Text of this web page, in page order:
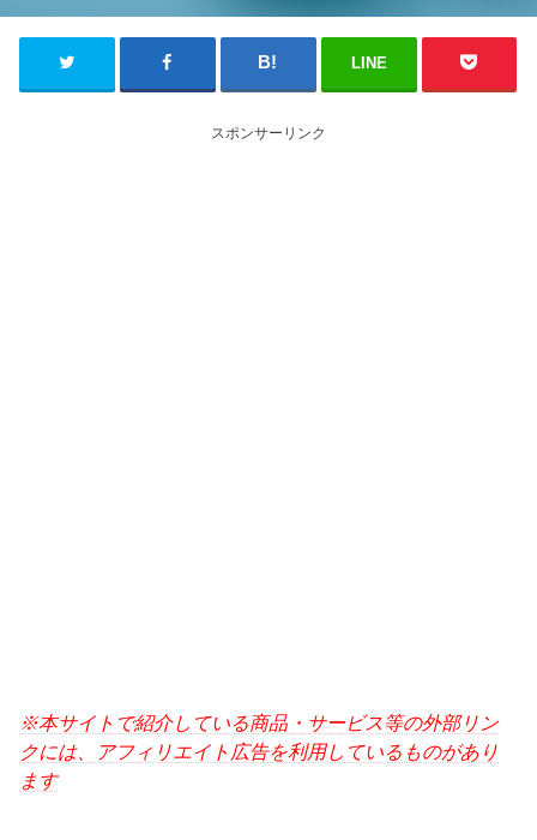
LINE
スポンサーリンク
※本サイトで紹介している商品・サービス等の外部リン
クには、アフィリエイト広告を利用しているものがあり
ます